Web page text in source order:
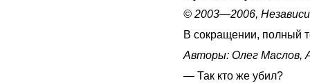
© 2003—2006,
В сокращении, полный
Авторы: Олег Маслов,
— Так кто же убил?